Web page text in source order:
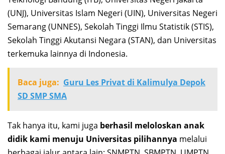
(UNJ), Universitas Islam Negeri (UIN), Universitas Negeri
Semarang (UNNES), Sekolah Tinggi Ilmu Statistik (STIS),
Sekolah Tinggi Akutansi Negara (STAN), dan Universitas
terkemuka lainnya di Indonesia.
Baca juga: Guru Les Privat di Kalimulya Depok
SD SMP SMA
Tak hanya itu, kami juga berhasil meloloskan anak
didik kami menuju Universitas pilihannya melalui